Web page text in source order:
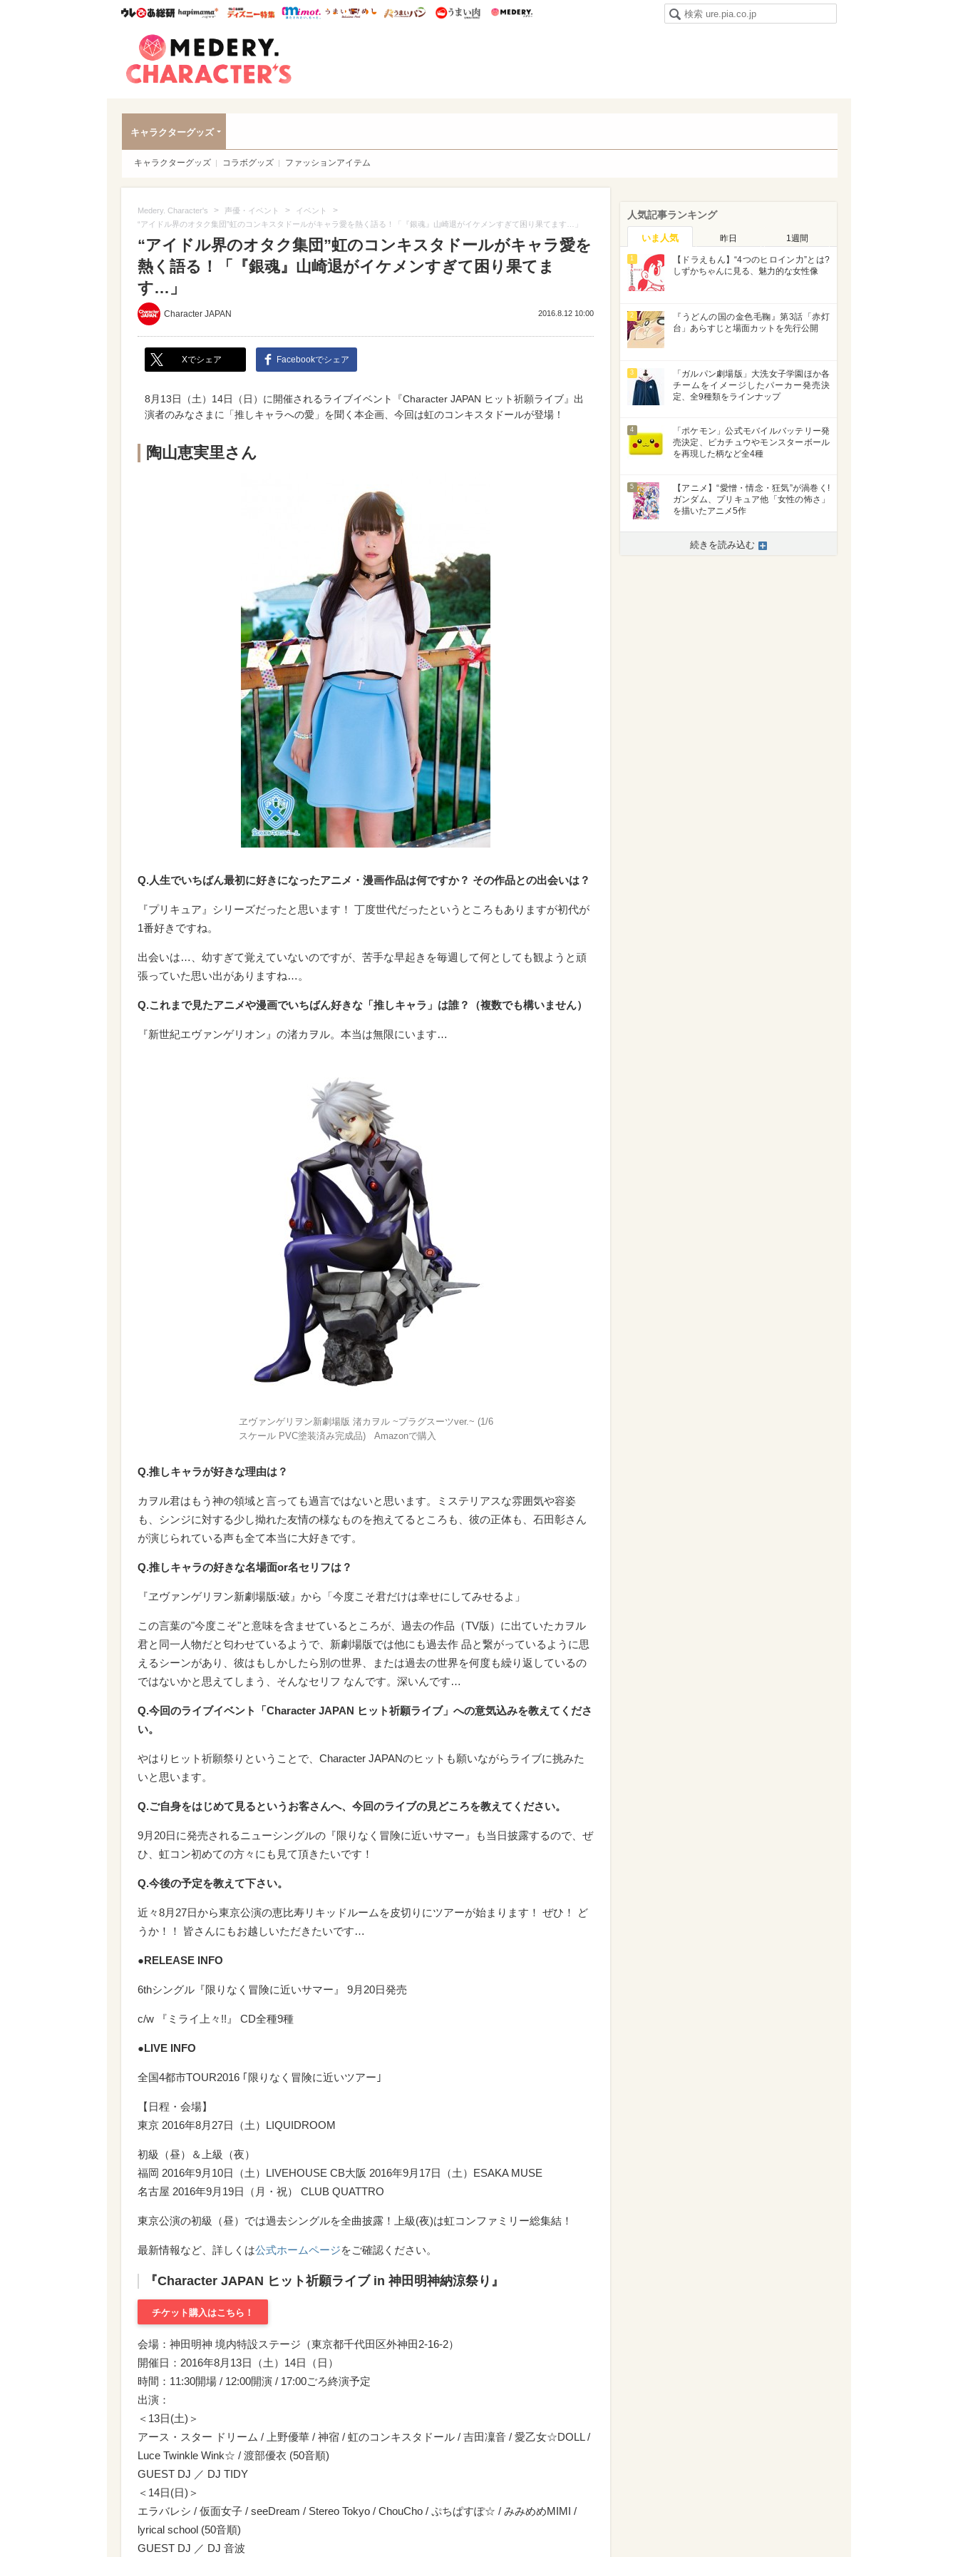
ウレぴあ総研ハピママ* ウレぴあ総研 ディズニー特集
mimot. うまいめし うまいパン うまい肉
キャラクターグッズ
キャラクターグッズ コラボグッズ ファッションアイテム
Medery. Character's > 声優・イベント > イベント >
“アイドル界のオタク集団”虹のコンキスタドールがキャラ愛を熱く語る！「『銀魂』山崎退がイケメンすぎて困り果てます…」
“アイドル界のオタク集団”虹のコンキスタドールがキャラ愛を
熱く語る！「『銀魂』山崎退がイケメンすぎて困り果てま
す…」
Character JAPAN 2016.8.12 10:00
Xでシェア Facebookでシェア
8月13日（土）14日（日）に開催されるライブイベント『Character JAPAN ヒット祈願ライブ』出
演者のみなさまに「推しキャラへの愛」を聞く本企画、今回は虹のコンキスタドールが登場！
陶山恵実里さん
Q.人生でいちばん最初に好きになったアニメ・漫画作品は何ですか？ その作品との出会いは？
『プリキュア』シリーズだったと思います！ 丁度世代だったというところもありますが初代が
1番好きですね。
出会いは…、幼すぎて覚えていないのですが、苦手な早起きを毎週して何としても観ようと頑
張っていた思い出がありますね…。
Q.これまで見たアニメや漫画でいちばん好きな「推しキャラ」は誰？（複数でも構いません）
『新世紀エヴァンゲリオン』の渚カヲル。本当は無限にいます…
ヱヴァンゲリヲン新劇場版 渚カヲル ~プラグスーツver.~ (1/6
スケール PVC塗装済み完成品) Amazonで購入
Q.推しキャラが好きな理由は？
カヲル君はもう神の領域と言っても過言ではないと思います。ミステリアスな雰囲気や容姿
も、シンジに対する少し拗れた友情の様なものを抱えてるところも、彼の正体も、石田彰さん
が演じられている声も全て本当に大好きです。
Q.推しキャラの好きな名場面or名セリフは？
『ヱヴァンゲリヲン新劇場版:破』から「今度こそ君だけは幸せにしてみせるよ」
この言葉の"今度こそ"と意味を含ませているところが、過去の作品（TV版）に出ていたカヲル
君と同一人物だと匂わせているようで、新劇場版では他にも過去作 品と繋がっているように思
えるシーンがあり、彼はもしかしたら別の世界、または過去の世界を何度も繰り返しているの
ではないかと思えてしまう、そんなセリフ なんです。深いんです…
Q.今回のライブイベント「Character JAPAN ヒット祈願ライブ」への意気込みを教えてくださ
い。
やはりヒット祈願祭りということで、Character JAPANのヒットも願いながらライブに挑みた
いと思います。
Q.ご自身をはじめて見るというお客さんへ、今回のライブの見どころを教えてください。
9月20日に発売されるニューシングルの『限りなく冒険に近いサマー』も当日披露するので、ぜ
ひ、虹コン初めての方々にも見て頂きたいです！
Q.今後の予定を教えて下さい。
近々8月27日から東京公演の恵比寿リキッドルームを皮切りにツアーが始まります！ ぜひ！ ど
うか！！ 皆さんにもお越しいただきたいです…
●RELEASE INFO
6thシングル『限りなく冒険に近いサマー』 9月20日発売
c/w 『ミライ上々!!』 CD全種9種
●LIVE INFO
全国4都市TOUR2016 ｢限りなく冒険に近いツアー｣
【日程・会場】
東京 2016年8月27日（土）LIQUIDROOM
初級（昼）＆上級（夜）
福岡 2016年9月10日（土）LIVEHOUSE CB大阪 2016年9月17日（土）ESAKA MUSE
名古屋 2016年9月19日（月・祝） CLUB QUATTRO
東京公演の初級（昼）では過去シングルを全曲披露！上級(夜)は虹コンファミリー総集結！
最新情報など、詳しくは公式ホームページをご確認ください。
『Character JAPAN ヒット祈願ライブ in 神田明神納涼祭り』
チケット購入はこちら！
会場：神田明神 境内特設ステージ（東京都千代田区外神田2-16-2）
開催日：2016年8月13日（土）14日（日）
時間：11:30開場 / 12:00開演 / 17:00ごろ終演予定
出演：
＜13日(土)＞
アース・スター ドリーム / 上野優華 / 神宿 / 虹のコンキスタドール / 吉田凜音 / 愛乙女☆DOLL /
Luce Twinkle Wink☆ / 渡部優衣 (50音順)
GUEST DJ ／ DJ TIDY
＜14日(日)＞
エラバレシ / 仮面女子 / seeDream / Stereo Tokyo / ChouCho / ぷちぱすぽ☆ / みみめめMIMI /
lyrical school (50音順)
GUEST DJ ／ DJ 音波
人気記事ランキング
いま人気 昨日 1週間
1
【ドラえもん】“4つのヒロイン力”とは?
しずかちゃんに見る、魅力的な女性像
2
『うどんの国の金色毛鞠』第3話「赤灯
台」あらすじと場面カットを先行公開
3
「ガルパン劇場版」大洗女子学園ほか各
チームをイメージしたパーカー発売決
定、全9種類をラインナップ
4
「ポケモン」公式モバイルバッテリー発
売決定、ピカチュウやモンスターボール
を再現した柄など全4種
5
【アニメ】“愛憎・情念・狂気”が渦巻く!
ガンダム、プリキュア他「女性の怖さ」
を描いたアニメ5作
続きを読み込む